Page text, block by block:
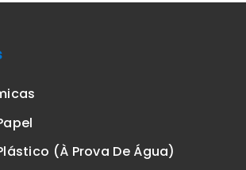
(à Prova De Água)